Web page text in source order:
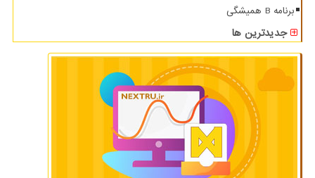
برنامه B همیشگی
جدیدترین ها